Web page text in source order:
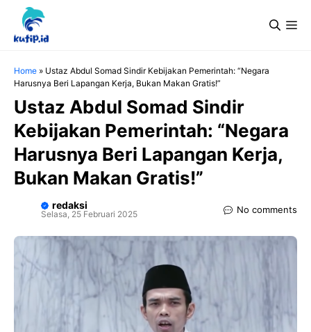
Langsung
Home » Ustaz Abdul Somad Sindir Kebijakan Pemerintah: “Negara
Harusnya Beri Lapangan Kerja, Bukan Makan Gratis!”
Ustaz Abdul Somad Sindir
Kebijakan Pemerintah: “Negara
Harusnya Beri Lapangan Kerja,
Bukan Makan Gratis!”
redaksi
Selasa, 25 Februari 2025 No comments